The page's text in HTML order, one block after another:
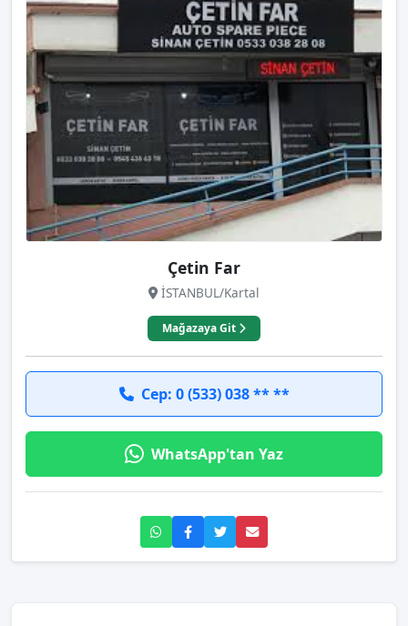
Çetin Far
İSTANBUL/Kartal
Mağazaya Git
Cep: 0 (533) 038 ** **
WhatsApp'tan Yaz